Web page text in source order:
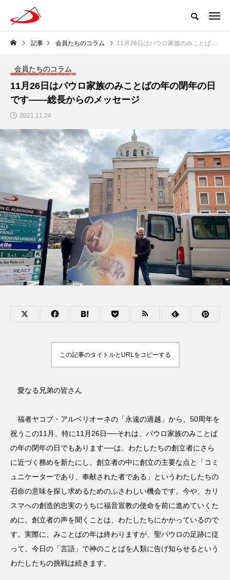
記事 会員たちのコラム 11月26日はパウロ家族のみことばの年の閉年の日です――総長からのメッセージ
会員たちのコラム
11月26日はパウロ家族のみことばの年の閉年の日
です――総長からのメッセージ
2021.11.24
この記事のタイトルとURLをコピーする
愛なる兄弟の皆さん
福者ヤコブ・アルベリオーネの「永遠の過越」から、50周年を
祝うこの11月、特に11月26日──それは、パウロ家族のみことば
の年の閉年の日でもあります──は、わたしたちの創立者にさら
に近づく務めを新たにし、創立者の中に創立の主要な点と「コミ
ュニケーターであり、奉献された者である」というわたしたちの
召命の意味を探し求めるためのふさわしい機会です。今や、カリ
スマへの創造的忠実のうちに福音宣教の使命を前に進めていくた
めに、創立者の声を聞くことは、わたしたちにかかっているので
す。実際に、みことばの年は終わりますが、聖パウロの足跡に従
って、今日の「言語」で神のことばを人類に告げ知らせるという
わたしたちの挑戦は続きます。